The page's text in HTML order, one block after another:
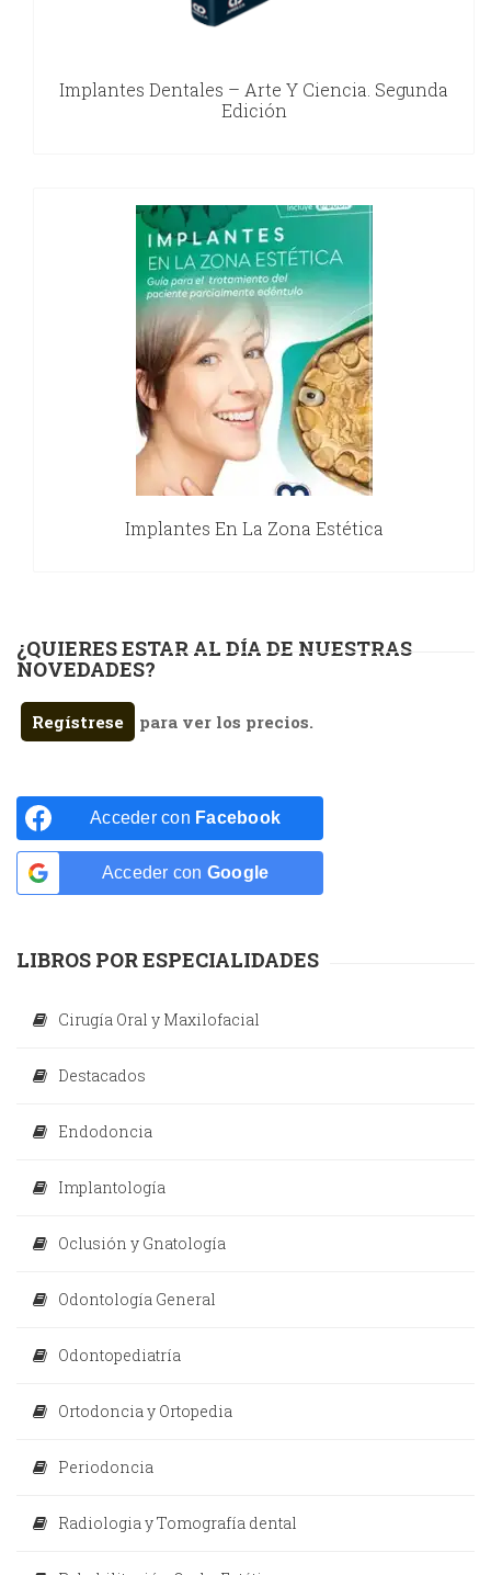
Implantes Dentales – Arte Y Ciencia. Segunda
Edición
Implantes En La Zona Estética
¿QUIERES ESTAR AL DÍA DE NUESTRAS
NOVEDADES?
Regístrese para ver los precios.
Acceder con Facebook
Acceder con Google
LIBROS POR ESPECIALIDADES
Cirugía Oral y Maxilofacial
Destacados
Endodoncia
Implantología
Oclusión y Gnatología
Odontología General
Odontopediatría
Ortodoncia y Ortopedia
Periodoncia
Radiologia y Tomografía dental